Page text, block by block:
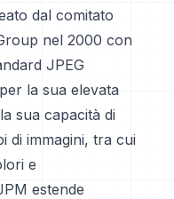
dal comitato
nel 2000 con
JPEG
la sua elevata
sua capacità di
di immagini, tra cui
e
estende